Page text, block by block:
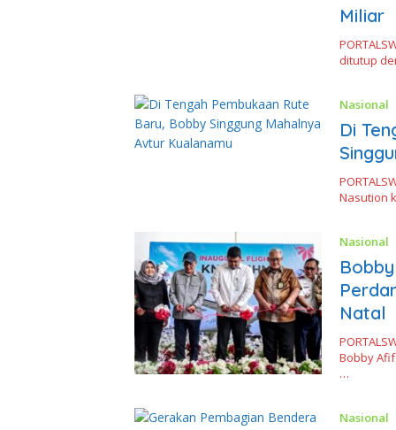
Miliar
ditutup
Nasional
Di
Nasution
Nasional
Natal
Bobby
…
Nasional